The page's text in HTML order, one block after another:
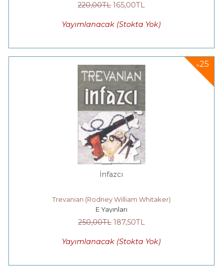
220,00TL 165,00TL
Yayımlanacak (Stokta Yok)
%25
İnfazcı
Trevanian (Rodney William Whitaker)
E Yayınları
250,00TL 187,50TL
Yayımlanacak (Stokta Yok)